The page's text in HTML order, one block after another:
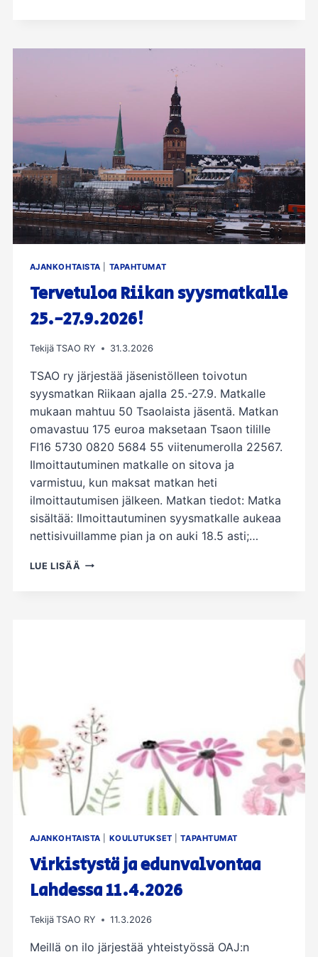
AJANKOHTAISTA TAPAHTUMAT
Tervetuloa Riikan syysmatkalle
25.-27.9.2026!
Tekijä TSAO RY 31.3.2026
TSAO ry järjestää jäsenistölleen toivotun
syysmatkan Riikaan ajalla 25.-27.9. Matkalle
mukaan mahtuu 50 Tsaolaista jäsentä. Matkan
omavastuu 175 euroa maksetaan Tsaon tilille
FI16 5730 0820 5684 55 viitenumerolla 22567.
Ilmoittautuminen matkalle on sitova ja
varmistuu, kun maksat matkan heti
ilmoittautumisen jälkeen. Matkan tiedot: Matka
sisältää: Ilmoittautuminen syysmatkalle aukeaa
nettisivuillamme pian ja on auki 18.5 asti;…
LUE LISÄÄ TERVETULOA
AJANKOHTAISTA KOULUTUKSET |TAPAHTUMAT
Virkistystä ja edunvalvontaa
Lahdessa 11.4.2026
Tekijä TSAO RY 11.3.2026
Meillä on ilo järjestää yhteistyössä OAJ:n